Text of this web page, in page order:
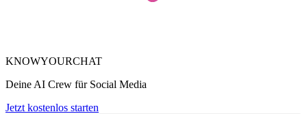
KNOWYOURCHAT
Deine AI Crew für Social Media
Jetzt kostenlos starten